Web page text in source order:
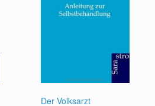
Der Volksarzt